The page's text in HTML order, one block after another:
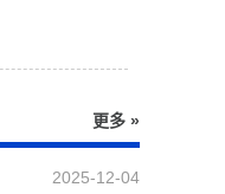
更多 »
2025-12-04